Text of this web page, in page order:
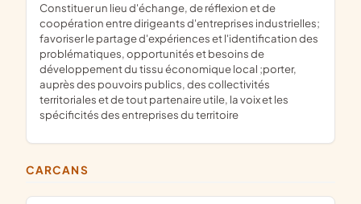
constituer un lieu d'échange, de réflexion et de
coopération entre dirigeants d'entreprises industrielles;
favoriser le partage d'expériences et l'identification des
problématiques, opportunités et besoins de
développement du tissu économique local ;porter,
auprès des pouvoirs publics, des collectivités
territoriales et de tout partenaire utile, la voix et les
spécificités des entreprises du territoire
CARCANS